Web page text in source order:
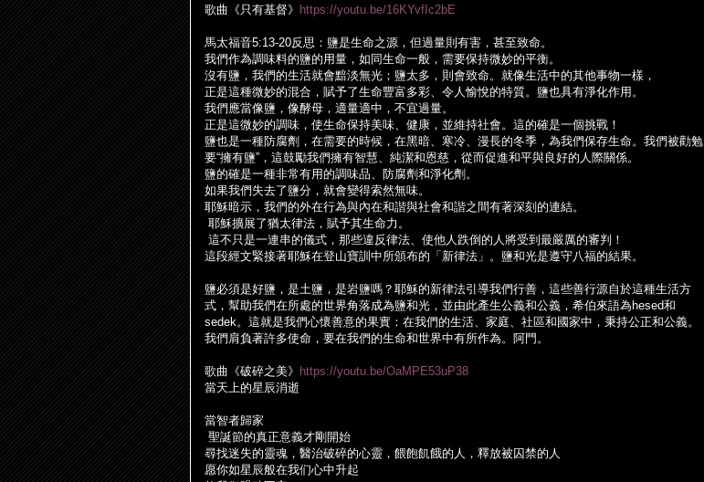
歌曲《只有基督》 https://youtu.be/16KYvfIc2bE
馬太福音5:13-20反思：鹽是生命之源，但過量則有害，甚至致命。
我們作為調味料的鹽的用量，如同生命一般，需要保持微妙的平衡。
沒有鹽，我們的生活就會黯淡無光；鹽太多，則會致命。就像生活中的其他事物一樣，
正是這種微妙的混合，賦予了生命豐富多彩、令人愉悅的特質。鹽也具有淨化作用。
我們應當像鹽，像酵母，適量適中，不宜過量。
正是這微妙的調味，使生命保持美味、健康，並維持社會。這的確是一個挑戰！
鹽也是一種防腐劑，在需要的時候，在黑暗、寒冷、漫長的冬季，為我們保存生命。我們被勸勉
要“擁有鹽”，這鼓勵我們擁有智慧、純潔和恩慈，從而促進和平與良好的人際關係。
鹽的確是一種非常有用的調味品、防腐劑和淨化劑。
如果我們失去了鹽分，就會變得索然無味。
耶穌暗示，我們的外在行為與內在和諧與社會和諧之間有著深刻的連結。
耶穌擴展了猶太律法，賦予其生命力。
這不只是一連串的儀式，那些違反律法、使他人跌倒的人將受到最嚴厲的審判！
這段經文緊接著耶穌在登山寶訓中所頒布的「新律法」。鹽和光是遵守八福的結果。
鹽必須是好鹽，是土鹽，是岩鹽嗎？耶穌的新律法引導我們行善，這些善行源自於這種生活方
式，幫助我們在所處的世界角落成為鹽和光，並由此產生公義和公義，希伯來語為 hesed和
sedek。這就是我們心懷善意的果實：在我們的生活、家庭、社區和國家中，秉持公正和公義。
我們肩負著許多使命，要在我們的生命和世界中有所作為。阿門。
歌曲《破碎之美》 https://youtu.be/OaMPE53uP38
當天上的星辰消逝
當智者歸家
聖誕節的真正意義才剛開始
尋找迷失的靈魂，醫治破碎的心靈，餵飽飢餓的人，釋放被囚禁的人
愿你如星辰般在我们心中升起